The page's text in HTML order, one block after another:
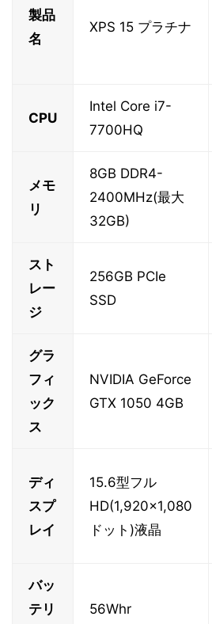
製品
名
XPS 15 プラチナ
CPU
Intel Core i7-
7700HQ
メモ
リ
8GB DDR4-
2400MHz(最大
32GB)
スト
レー
ジ
256GB PCIe
SSD
グラ
フィ
ック
ス
NVIDIA GeForce
GTX 1050 4GB
ディ
スプ
レイ
15.6型フル
HD(1,920×1,080
ドット)液晶
バッ
テリ
56Whr